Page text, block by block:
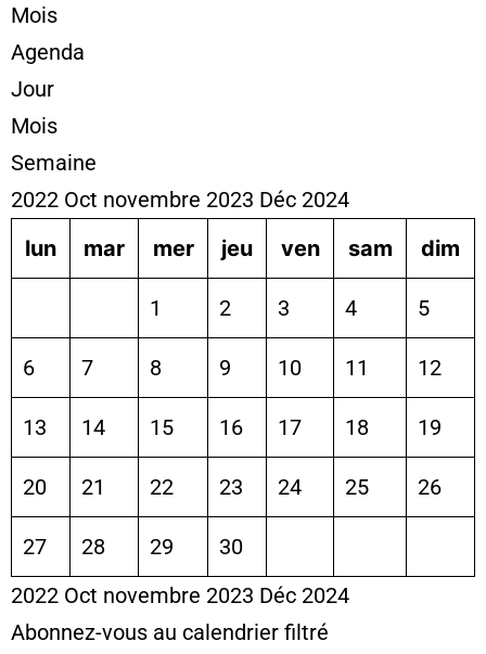
Mois
Agenda
Jour
Mois
Semaine
2022 Oct novembre 2023 Déc 2024
lun
mar mer jeu ven sam dim
1 2 3 4 5
6 7 8 9 10 11 12
13 14 15 16 17 18 19
20 21 22 23 24 25 26
27 28 29
30
2022 Oct novembre 2023 Déc 2024
Abonnez-vous au calendrier filtré